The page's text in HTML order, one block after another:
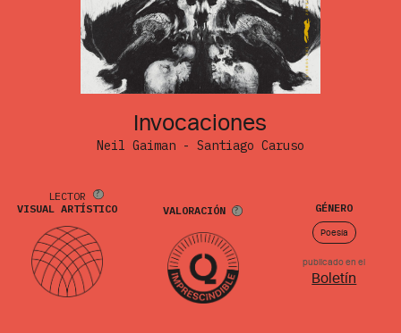
Invocaciones
Neil Gaiman - Santiago Caruso
LECTOR
VISUAL ARTÍSTICO
VALORACIÓN GÉNERO
Poesía
publicado en el
Boletín